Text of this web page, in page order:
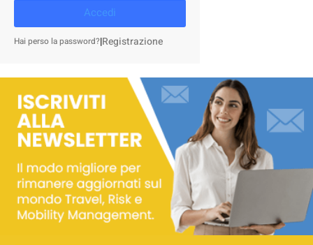
Accedi
Hai perso la password?|Registrazione